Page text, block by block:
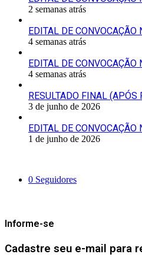
2 semanas atrás
EDITAL DE
4 semanas atrás
EDITAL DE
4 semanas atrás
RESULTADO FINAL
3 de junho de 2026
EDITAL DE
1 de junho de 2026
0 Seguidores
Informe-se
Cadastre seu e-mail para